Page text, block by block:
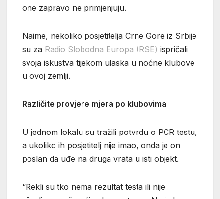
one zapravo ne primjenjuju.
Naime, nekoliko posjetitelja Crne Gore iz Srbije
su za Radio Slobodna Europa (RSE) ispričali
svoja iskustva tijekom ulaska u noćne klubove
u ovoj zemlji.
Različite provjere mjera po klubovima
U jednom lokalu su tražili potvrdu o PCR testu,
a ukoliko ih posjetitelj nije imao, onda je on
poslan da uđe na druga vrata u isti objekt.
“Rekli su tko nema rezultat testa ili nije